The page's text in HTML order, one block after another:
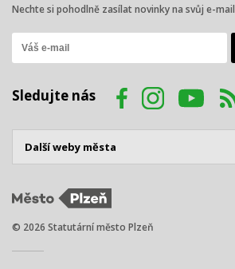
Nechte si pohodlně zasílat novinky na svůj e-mail
Sledujte nás
© 2026 Statutární město Plzeň